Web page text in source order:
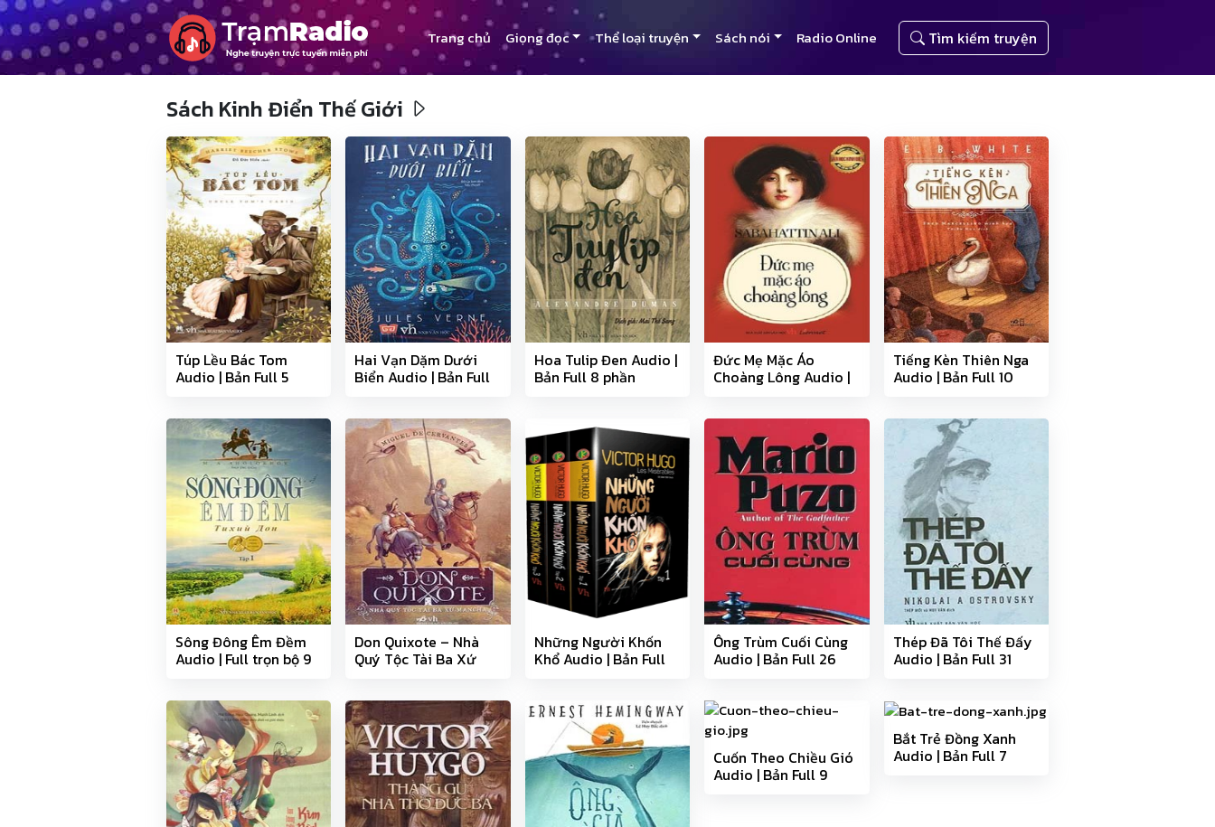
Trang chủ Giọng đọc Thể loại truyện Sách nói Radio Online Tìm kiếm truyện
Sách Kinh Điển Thế Giới
Túp Lều Bác Tom
Audio | Bản Full 5
Hai Vạn Dặm Dưới
Biển Audio | Bản Full
Hoa Tulip Đen Audio |
Bản Full 8 phần
Đức Mẹ Mặc Áo
Choàng Lông Audio |
Tiếng Kèn Thiên Nga
Audio | Bản Full 10
Sông Đông Êm Đềm
Audio | Full trọn bộ 9
Don Quixote – Nhà
Quý Tộc Tài Ba Xứ
Những Người Khốn
Khổ Audio | Bản Full
Ông Trùm Cuối Cùng
Audio | Bản Full 26
Thép Đã Tôi Thế Đấy
Audio | Bản Full 31
Cuốn Theo Chiều Gió
Audio | Bản Full 9
Bắt Trẻ Đồng Xanh
Audio | Bản Full 7